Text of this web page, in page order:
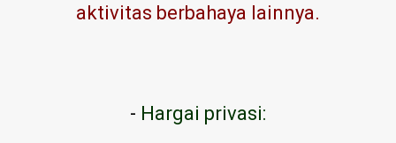
aktivitas berbahaya lainnya.
- Hargai privasi: